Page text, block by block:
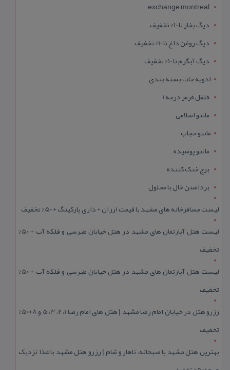
exchange montreal
دیگ بخار تا 10% تخفیف
دیگ روغن داغ تا 10% تخفیف
دیگ آبگرم تا 10% تخفیف
ادویه جات بسته بندی
فلفل قرمز درجه 1
مانتو اسلامی
مانتو حجاب
مانتو پوشیده
برج خنک کننده
برداشتن خال با محلول
لیست مسافرخانه های مشهد با قیمت ارزان + داری پارکینگ + 50% تخفیف
لیست هتل آپارتمان های مشهد در هتل خیابان طبرسی و فلکه آب + 50%
تخفیف
لیست هتل آپارتمان های مشهد در هتل خیابان طبرسی و فلکه آب + 50%
تخفیف
رزرو هتل در خیابان امام رضا مشهد | هتل‌ های امام رضا 1، 2، 3، 5 و 8+50%
تخفیف
بهترین هتل مشهد با صبحانه، ناهار و شام | رزرو هتل مشهد با غذا نزدیک